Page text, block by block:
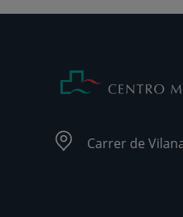
Carrer de